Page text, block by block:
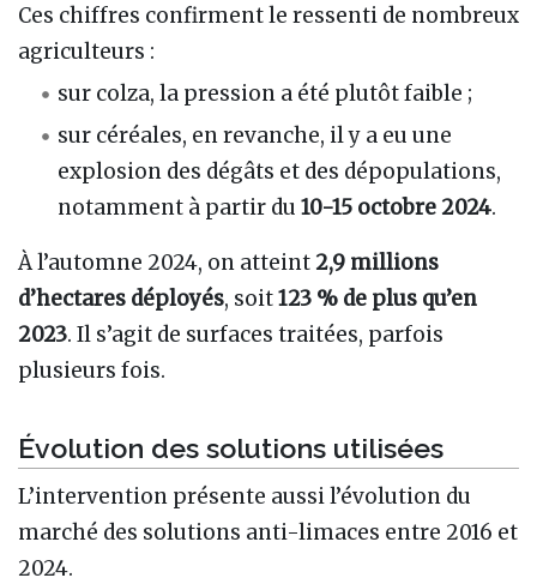
Ces chiffres confirment le ressenti de nombreux
agriculteurs :
sur colza, la pression a été plutôt faible ;
sur céréales, en revanche, il y a eu une
explosion des dégâts et des dépopulations,
notamment à partir du10-15 octobre 2024.
À l’automne 2024, on atteint 2,9 millions
d’hectares déployés, soit123 % de plus qu’en
2023. Il s’agit de surfaces traitées, parfois
plusieurs fois.
Évolution des solutions utilisées
L’intervention présente aussi l’évolution du
marché des solutions anti-limaces entre 2016 et
2024.